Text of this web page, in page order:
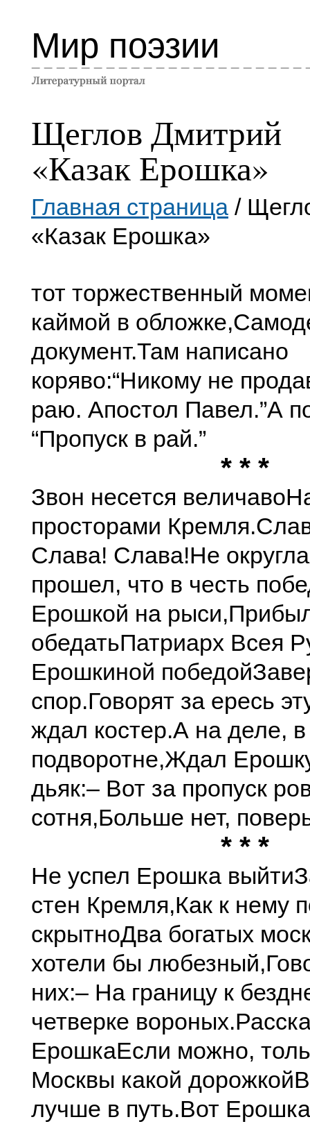
Мир поэзии
Щеглов Дмитрий
«Казак Ерошка»
Главная страница /
«Казак Ерошка»
тот торжественный
каймой в обложке,
документ.Там написано
коряво:“Никому не
раю. Апостол Павел.”А
“Пропуск в рай.”
* * *
Звон несется величаво
просторами Кремля.
Слава! Слава!Не
прошел, что в честь
Ерошкой на рыси,
обедатьПатриарх Всея
Ерошкиной победой
спор.Говорят за ересь
ждал костер.А на деле, в
подворотне,Ждал
дьяк:– Вот за пропуск
сотня,Больше нет,
* * *
Не успел Ерошка выйти
стен Кремля,Как к нему
скрытноДва богатых
хотели бы любезный,
них:– На границу к
четверке вороных.
ЕрошкаЕсли можно,
Москвы какой дорожкой
лучше в путь.Вот Ерошка